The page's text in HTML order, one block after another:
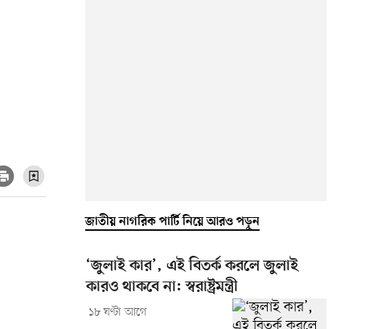
জাতীয় নাগরিক পার্টি নিয়ে আরও পড়ুন
‘জুলাই কার’, এই বিতর্ক করলে জুলাই
কারও থাকবে না: স্বরাষ্ট্রমন্ত্রী
১৮ ঘণ্টা আগে